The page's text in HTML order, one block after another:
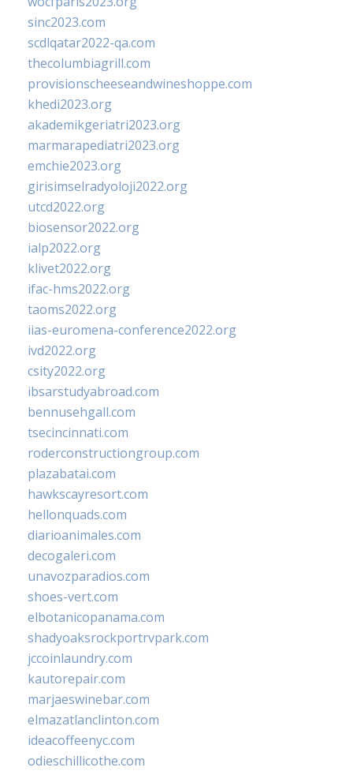
sinc2023.com
scdlqatar2022-qa.com
thecolumbiagrill.com
provisionscheeseandwineshoppe.com
khedi2023.org
akademikgeriatri2023.org
marmarapediatri2023.org
emchie2023.org
girisimselradyoloji2022.org
utcd2022.org
biosensor2022.org
ialp2022.org
klivet2022.org
ifac-hms2022.org
taoms2022.org
iias-euromena-conference2022.org
ivd2022.org
csity2022.org
ibsarstudyabroad.com
bennusehgall.com
tsecincinnati.com
roderconstructiongroup.com
plazabatai.com
hawkscayresort.com
hellonquads.com
diarioanimales.com
decogaleri.com
unavozparadios.com
shoes-vert.com
elbotanicopanama.com
shadyoaksrockportrvpark.com
jccoinlaundry.com
kautorepair.com
marjaeswinebar.com
elmazatlanclinton.com
ideacoffeenyc.com
odieschillicothe.com